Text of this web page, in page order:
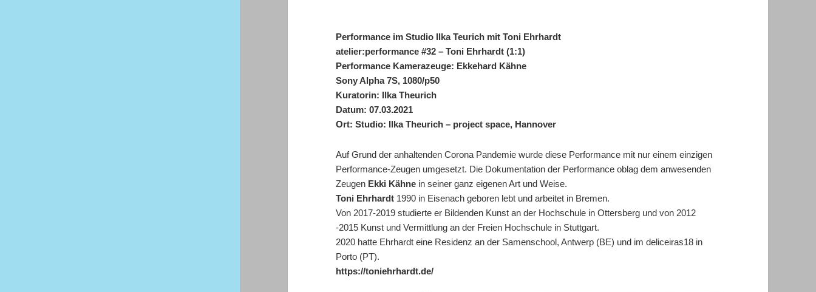
Performance im Studio Ilka Teurich mit Toni Ehrhardt
atelier:performance #32 – Toni Ehrhardt (1:1)
Performance Kamerazeuge: Ekkehard Kähne
Sony Alpha 7S, 1080/p50
Kuratorin: Ilka Theurich
Datum: 07.03.2021
Ort: Studio: Ilka Theurich – project space, Hannover
Auf Grund der anhaltenden Corona Pandemie wurde diese Performance mit nur einem einzigen
Performance-Zeugen umgesetzt. Die Dokumentation der Performance oblag dem anwesenden
Zeugen Ekki Kähne in seiner ganz eigenen Art und Weise.
Toni Ehrhardt 1990 in Eisenach geboren lebt und arbeitet in Bremen.
Von 2017-2019 studierte er Bildenden Kunst an der Hochschule in Ottersberg und von 2012
-2015 Kunst und Vermittlung an der Freien Hochschule in Stuttgart.
2020 hatte Ehrhardt eine Residenz an der Samenschool, Antwerp (BE) und im deliceiras18 in
Porto (PT).
https://toniehrhardt.de/